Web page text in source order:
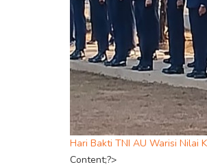
Hari Bakti TNI AU Warisi Nilai
Content;?>